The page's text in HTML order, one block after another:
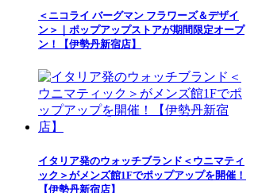
＜ニコライ バーグマン フラワーズ＆デザイ
ン＞｜ポップアップストアが期間限定オープ
ン！【伊勢丹新宿店】
イタリア発のウォッチブランド＜ウニマティ
ック＞がメンズ館1Fでポップアップを開催！
【伊勢丹新宿店】